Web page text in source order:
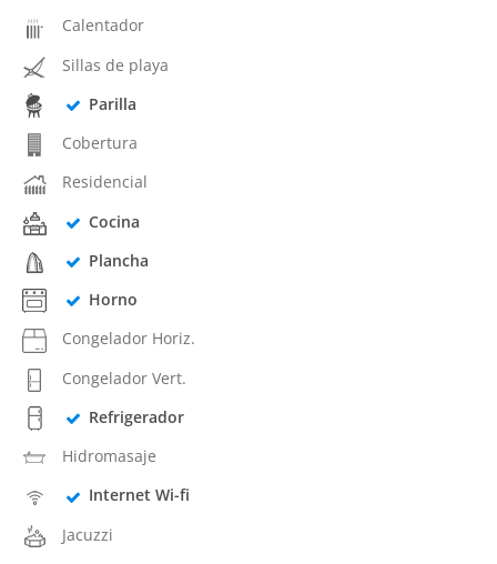
Calentador
Sillas de playa
Parilla
Cobertura
Residencial
Cocina
Plancha
Horno
Congelador Horiz.
Congelador Vert.
Refrigerador
Hidromasaje
Internet Wi-fi
Jacuzzi